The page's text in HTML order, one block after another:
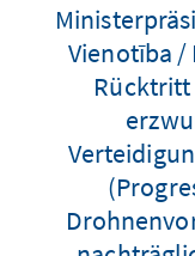
Vienotība /
Rücktritt